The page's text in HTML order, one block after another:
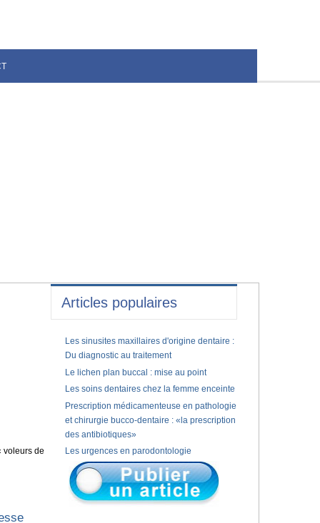
voleurs de
Articles populaires
Les sinusites maxillaires d'origine dentaire :
Du diagnostic au traitement
Le lichen plan buccal : mise au point
Les soins dentaires chez la femme enceinte
Prescription médicamenteuse en pathologie
et chirurgie bucco-dentaire : «la prescription
des antibiotiques»
Les urgences en parodontologie